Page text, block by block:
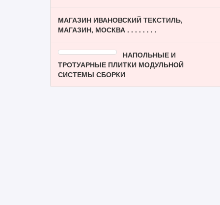
МАГАЗИН ИВАНОВСКИЙ ТЕКСТИЛЬ,
МАГАЗИН, МОСКВА . . . . . . . .
НАПОЛЬНЫЕ И
ТРОТУАРНЫЕ ПЛИТКИ МОДУЛЬНОЙ
СИСТЕМЫ СБОРКИ